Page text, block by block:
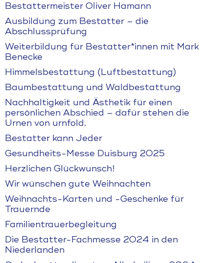
Bestattermeister Oliver Hamann
Ausbildung zum Bestatter – die
Abschlussprüfung
Weiterbildung für Bestatter*innen mit Mark
Benecke
Himmelsbestattung (Luftbestattung)
Baumbestattung und Waldbestattung
Nachhaltigkeit und Ästhetik für einen
persönlichen Abschied – dafür stehen die
Urnen von urnfold.
Bestatter kann Jeder
Gesundheits-Messe Duisburg 2025
Herzlichen Glückwunsch!
Wir wünschen gute Weihnachten
Weihnachts-Karten und -Geschenke für
Trauernde
Familientrauerbegleitung
Die Bestatter-Fachmesse 2024 in den
Niederlanden